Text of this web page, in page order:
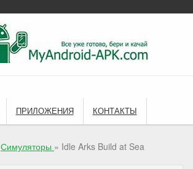
ПРИЛОЖЕНИЯ КОНТАКТЫ
Симуляторы » Idle Arks Build at Sea